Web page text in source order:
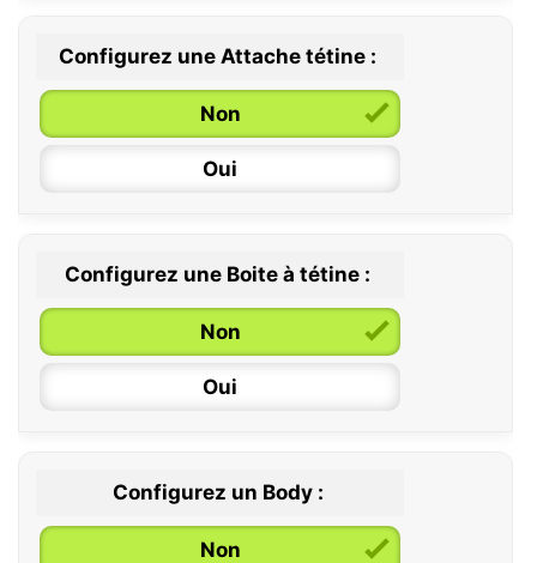
0 / 6 mois
6 / 36 mois
Configurez une Attache tétine :
Non
Oui
Configurez une Boite à tétine :
Non
Oui
Configurez un Body :
Non